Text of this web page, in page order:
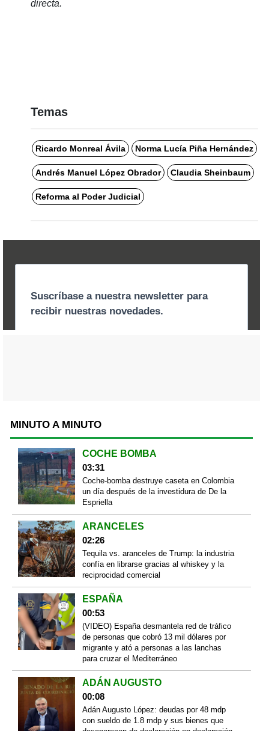
directa.
Temas
Ricardo Monreal Ávila Norma Lucía Piña Hernández
Andrés Manuel López Obrador Claudia Sheinbaum
Reforma al Poder Judicial
MINUTO A MINUTO
COCHE BOMBA
03:31
Coche-bomba destruye caseta en Colombia
un día después de la investidura de De la
Espriella
ARANCELES
02:26
Tequila vs. aranceles de Trump: la industria
confía en librarse gracias al whiskey y la
reciprocidad comercial
ESPAÑA
00:53
(VIDEO) España desmantela red de tráfico
de personas que cobró 13 mil dólares por
migrante y ató a personas a las lanchas
para cruzar el Mediterráneo
ADÁN AUGUSTO
00:08
Adán Augusto López: deudas por 48 mdp
con sueldo de 1.8 mdp y sus bienes que